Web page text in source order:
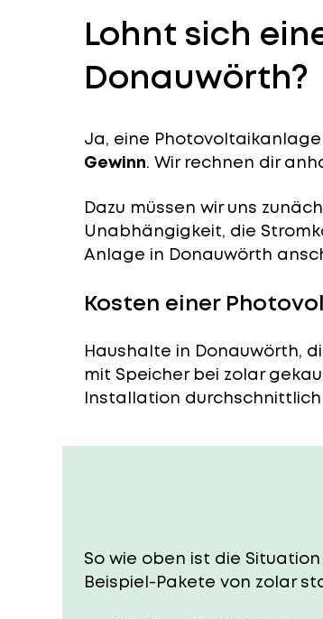
Lohnt sich
Donauwörth?
Ja, eine
Gewinn. Wir rechnen dir
Dazu müssen wir uns
Unabhängigkeit, die
Anlage in Donauwörth
Kosten einer
Haushalte in Donauwörth,
mit Speicher bei zolar
Installation durchschnittlich
So wie oben ist die
Beispiel-Pakete von zolar